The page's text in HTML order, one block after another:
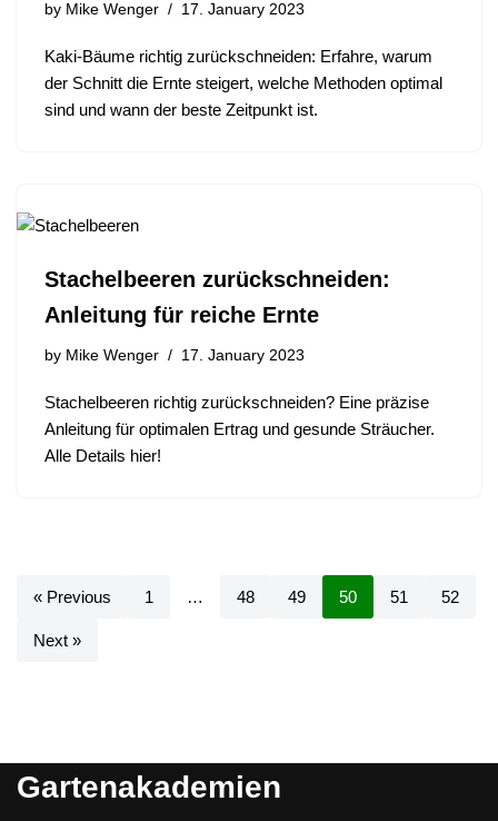
by Mike Wenger 17. January 2023
Kaki-Bäume richtig zurückschneiden: Erfahre, warum
der Schnitt die Ernte steigert, welche Methoden optimal
sind und wann der beste Zeitpunkt ist.
Stachelbeeren zurückschneiden:
Anleitung für reiche Ernte
by Mike Wenger 17. January 2023
Stachelbeeren richtig zurückschneiden? Eine präzise
Anleitung für optimalen Ertrag und gesunde Sträucher.
Alle Details hier!
« Previous 1 … 48 49 50 51 52
Next »
Gartenakademien